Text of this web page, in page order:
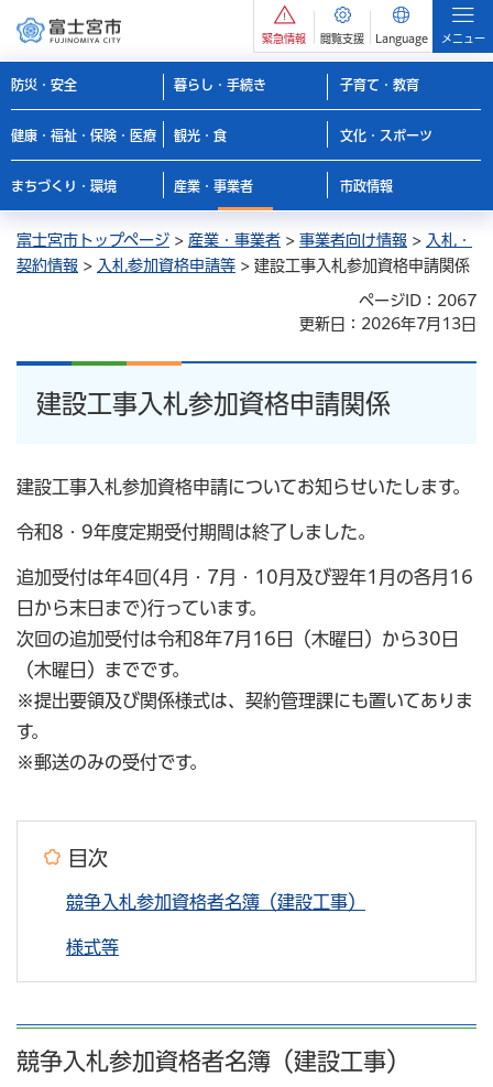
緊急情報 閲覧支援 Language メニュー
防災・安全 暮らし・手続き 子育て・教育
健康・福祉・保険・医療 観光・食 文化・スポーツ
まちづくり・環境 産業・事業者 市政情報
富士宮市トップページ > 産業・事業者 > 事業者向け情報 > 入札・
契約情報 > 入札参加資格申請等 > 建設工事入札参加資格申請関係
ページID：2067
更新日：2026年7月13日
建設工事入札参加資格申請関係
建設工事入札参加資格申請についてお知らせいたします。
令和8・9年度定期受付期間は終了しました。
追加受付は年4回(4月・7月・10月及び翌年1月の各月16
日から末日まで)行っています。
次回の追加受付は令和8年7月16日（木曜日）から30日
（木曜日）までです。
※提出要領及び関係様式は、契約管理課にも置いてありま
す。
※郵送のみの受付です。
目次
競争入札参加資格者名簿（建設工事）
様式等
競争入札参加資格者名簿（建設工事）